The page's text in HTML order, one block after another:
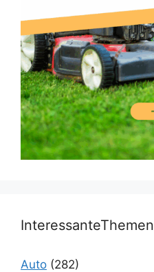
InteressanteThemen
Auto (282)